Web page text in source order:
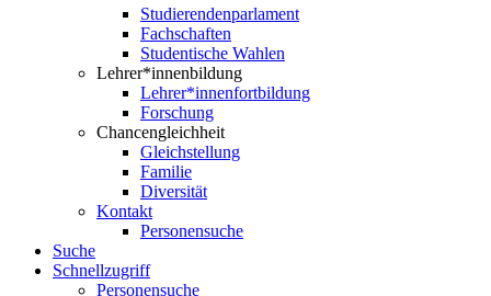
Studierendenparlament
Fachschaften
Studentische Wahlen
Lehrer*innenbildung
Lehrer*innenfortbildung
Forschung
Chancengleichheit
Gleichstellung
Familie
Diversität
Kontakt
Personensuche
Suche
Schnellzugriff
Personensuche